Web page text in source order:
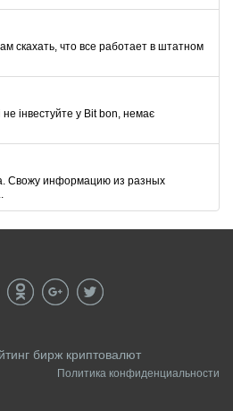
скахать, что все работает в штатном
інвестуйте у Bit bon, немає
Свожу информацию из разных
бирж криптовалют
Политика конфиденциальности